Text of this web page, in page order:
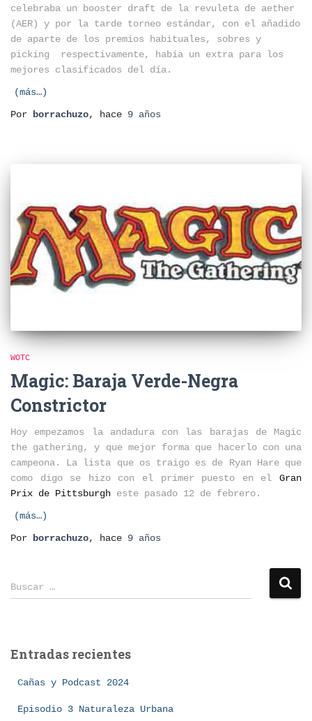
celebraba un booster draft de la revuleta de aether
(AER) y por la tarde torneo estándar, con el añadido
de aparte de los premios habituales, sobres y
picking respectivamente, había un extra para los
mejores clasificados del día.
(más…)
Por
borrachuzo, hace 9 años
WOTC
Magic: Baraja Verde-Negra
Constrictor
Hoy empezamos la andadura con las barajas de Magic
the gathering, y que mejor forma que hacerlo con una
campeona. La lista que os traigo es de Ryan Hare que
como digo se hizo con el primer puesto en el Gran
Prix de Pittsburgh este pasado 12 de febrero.
(más…)
Por
borrachuzo, hace 9 años
B
u
r
Buscar …
Entradas recientes
Cañas y Podcast 2024
Episodio 3 Naturaleza Urbana